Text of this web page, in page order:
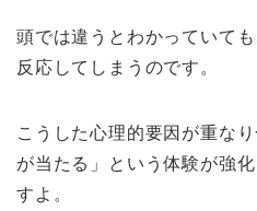
頭では違うとわかっていて
反応してしまうのです。
こうした心理的要因が重な
が当たる」という体験が強
すよ。